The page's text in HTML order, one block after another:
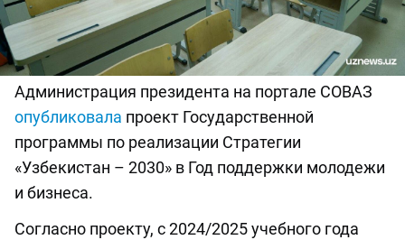
Администрация президента на портале СОВАЗ
опубликовала проект Государственной
программы по реализации Стратегии
«Узбекистан – 2030» в Год поддержки молодежи
и бизнеса.
Согласно проекту, с 2024/2025 учебного года